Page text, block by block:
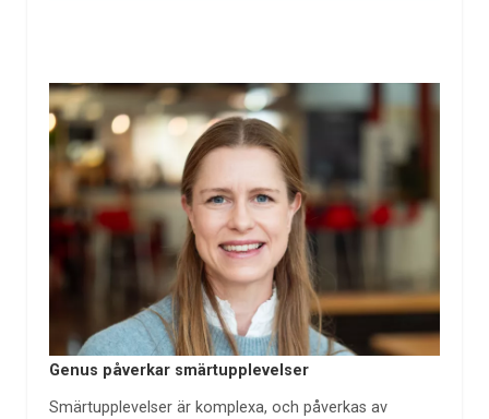
Genus påverkar smärtupplevelser
Smärtupplevelser är komplexa, och påverkas av